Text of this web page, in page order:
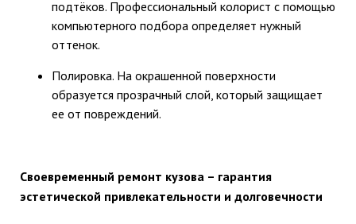
подтёков. Профессиональный колорист с помощью
компьютерного подбора определяет нужный
оттенок.
Полировка. На окрашенной поверхности
образуется прозрачный слой, который защищает
ее от повреждений.
Своевременный ремонт кузова – гарантия
эстетической привлекательности и долговечности